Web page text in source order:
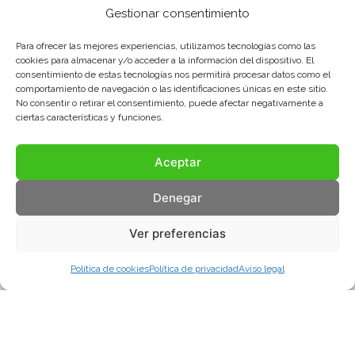
Gestionar consentimiento
Para ofrecer las mejores experiencias, utilizamos tecnologías como las
cookies para almacenar y/o acceder a la información del dispositivo. El
consentimiento de estas tecnologías nos permitirá procesar datos como el
comportamiento de navegación o las identificaciones únicas en este sitio.
No consentir o retirar el consentimiento, puede afectar negativamente a
ciertas características y funciones.
Aceptar
Denegar
Ver preferencias
Política de cookiesPolítica de privacidadAviso legal